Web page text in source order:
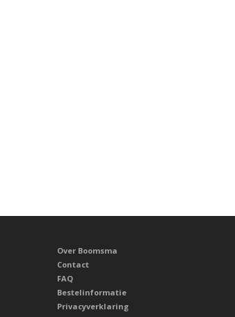
Over Boomsma
Contact
FAQ
Bestelinformatie
Privacyverklaring